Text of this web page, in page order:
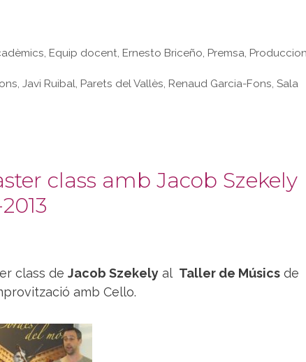
, Equip docent, Ernesto Briceño, Premsa,
,Javi Ruibal, Parets del Vallès, Renaud Garcia-Fons,Sala
class amb Jacob Szekely
class de Jacob Szekely al Taller de Músics de
amb Cello.